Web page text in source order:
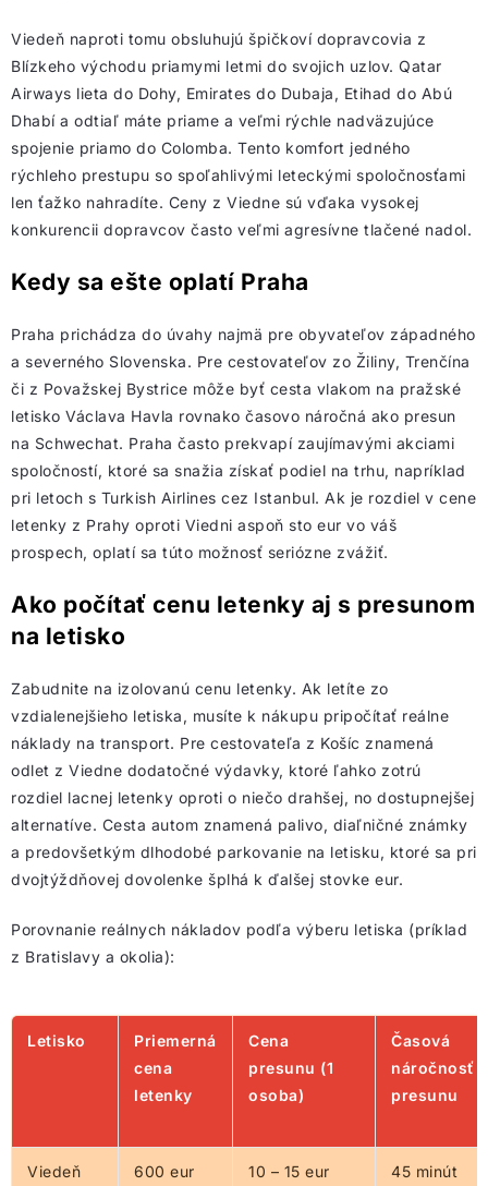
Viedeň naproti tomu obsluhujú špičkoví dopravcovia z
Blízkeho východu priamymi letmi do svojich uzlov. Qatar
Airways lieta do Dohy, Emirates do Dubaja, Etihad do Abú
Dhabí a odtiaľ máte priame a veľmi rýchle nadväzujúce
spojenie priamo do Colomba. Tento komfort jedného
rýchleho prestupu so spoľahlivými leteckými spoločnosťami
len ťažko nahradíte. Ceny z Viedne sú vďaka vysokej
konkurencii dopravcov často veľmi agresívne tlačené nadol.
Kedy sa ešte oplatí Praha
Praha prichádza do úvahy najmä pre obyvateľov západného
a severného Slovenska. Pre cestovateľov zo Žiliny, Trenčína
či z Považskej Bystrice môže byť cesta vlakom na pražské
letisko Václava Havla rovnako časovo náročná ako presun
na Schwechat. Praha často prekvapí zaujímavými akciami
spoločností, ktoré sa snažia získať podiel na trhu, napríklad
pri letoch s Turkish Airlines cez Istanbul. Ak je rozdiel v cene
letenky z Prahy oproti Viedni aspoň sto eur vo váš
prospech, oplatí sa túto možnosť seriózne zvážiť.
Ako počítať cenu letenky aj s presunom
na letisko
Zabudnite na izolovanú cenu letenky. Ak letíte zo
vzdialenejšieho letiska, musíte k nákupu pripočítať reálne
náklady na transport. Pre cestovateľa z Košíc znamená
odlet z Viedne dodatočné výdavky, ktoré ľahko zotrú
rozdiel lacnej letenky oproti o niečo drahšej, no dostupnejšej
alternatíve. Cesta autom znamená palivo, diaľničné známky
a predovšetkým dlhodobé parkovanie na letisku, ktoré sa pri
dvojtýždňovej dovolenke šplhá k ďalšej stovke eur.
Porovnanie reálnych nákladov podľa výberu letiska (príklad
z Bratislavy a okolia):
Letisko
Priemerná
cena
letenky
Cena
presunu (1
osoba)
Časová
náročnosť
presunu
Viedeň
600 eur
10 – 15 eur
45 minút